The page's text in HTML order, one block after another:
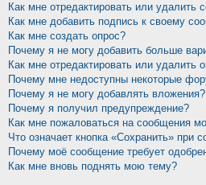
Как мне отредактировать или удалить
Как мне добавить подпись к своему
Как мне создать опрос?
Почему я не могу добавить больше
Как мне отредактировать или удалить
Почему мне недоступны некоторые
Почему я не могу добавлять вложения?
Почему я получил предупреждение?
Как мне пожаловаться на сообщения
Что означает кнопка «Сохранить» при
Почему моё сообщение требует
Как мне вновь поднять мою тему?